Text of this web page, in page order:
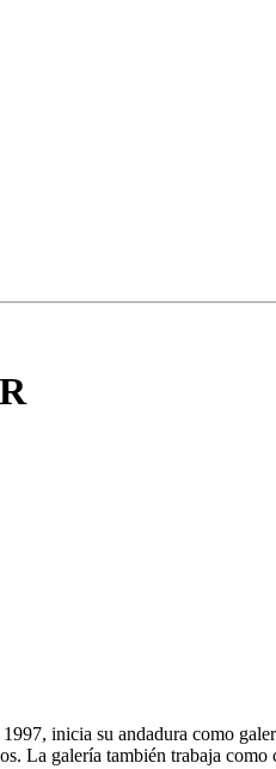
inicia su andadura como
La galería también trabaja